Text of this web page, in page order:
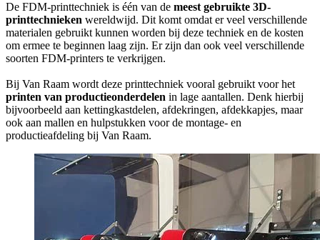
De FDM-printtechniek is één van de meest gebruikte 3D-
printtechnieken wereldwijd. Dit komt omdat er veel verschillende
materialen gebruikt kunnen worden bij deze techniek en de kosten
om ermee te beginnen laag zijn. Er zijn dan ook veel verschillende
soorten FDM-printers te verkrijgen.
Bij Van Raam wordt deze printtechniek vooral gebruikt voor het
printen van productieonderdelen in lage aantallen. Denk hierbij
bijvoorbeeld aan kettingkastdelen, afdekringen, afdekkapjes, maar
ook aan mallen en hulpstukken voor de montage- en
productieafdeling bij Van Raam.